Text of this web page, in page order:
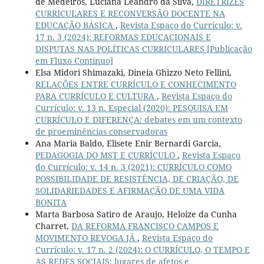
CURRICULARES E RECONVERSÃO DOCENTE NA
EDUCAÇÃO BÁSICA , Revista Espaço do Currículo: v.
17 n. 3 (2024): REFORMAS EDUCACIONAIS E
DISPUTAS NAS POLÍTICAS CURRICULARES [Publicação
em Fluxo Contínuo]
Elsa Midori Shimazaki, Dineia Ghizzo Neto Fellini,
RELAÇÕES ENTRE CURRÍCULO E CONHECIMENTO
PARA CURRÍCULO E CULTURA , Revista Espaço do
Currículo: v. 13 n. Especial (2020): PESQUISA EM
CURRÍCULO E DIFERENÇA: debates em um contexto
de proeminências conservadoras
Ana Maria Baldo, Elisete Enir Bernardi Garcia,
PEDAGOGIA DO MST E CURRÍCULO , Revista Espaço
do Currículo: v. 14 n. 3 (2021): CURRÍCULO COMO
POSSIBILIDADE DE RESISTÊNCIA, DE CRIAÇÃO, DE
SOLIDARIEDADES E AFIRMAÇÃO DE UMA VIDA
BONITA
Marta Barbosa Satiro de Araujo, Heloize da Cunha
Charret, DA REFORMA FRANCISCO CAMPOS E
MOVIMENTO REVOGA JÁ , Revista Espaço do
Currículo: v. 17 n. 2 (2024): O CURRÍCULO, O TEMPO E
AS REDES SOCIAIS: lugares de afetos e